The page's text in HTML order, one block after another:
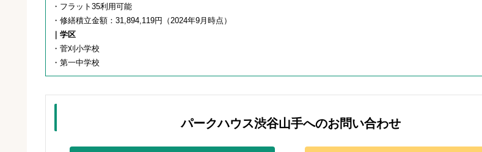
・フラット35利用可能
・修繕積立金額：31,894,119円（2024年9月時点）
｜学区
・菅刈小学校
・第一中学校
パークハウス渋谷山手へのお問い合わせ